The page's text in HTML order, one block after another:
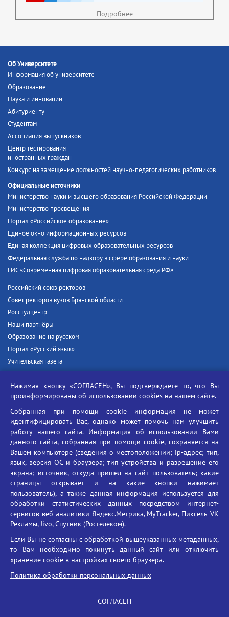
Подробнее
Об Университете
Информация об университете
Образование
Наука и инновации
Абитуриенту
Студентам
Ассоциация выпускников
Центр тестирования
иностранных граждан
Конкурс на замещение должностей научно-педагогических работников
Официальные источники
Министерство науки и высшего образования Российской Федерации
Министерство просвещения
Портал «Российское образование»
Единое окно информационных ресурсов
Единая коллекция цифровых образовательных ресурсов
Федеральная служба по надзору в сфере образования и науки
ГИС «Современная цифровая образовательная среда РФ»
Российский союз ректоров
Совет ректоров вузов Брянской области
Росстудцентр
Наши партнёры
Образование на русском
Портал «Русский язык»
Учительская газета
Единый портал государственных услуг
Противодействие угрозам информационной безопасности
Социальные ролики - Генеральная прокуратура РФ
Противодействие коррупции
БГУ против наркотиков
Брянский государственный университет
имени академика И.Г. Петровского
Время работы: пн-пт 09:00-18:00
Телефон: +7(4832)58-90-85
Вход
Нажимая кнопку «СОГЛАСЕН», Вы подтверждаете то, что Вы
проинформированы об использовании cookies на нашем сайте.
Собранная при помощи cookie информация не может
идентифицировать Вас, однако может помочь нам улучшить
работу нашего сайта. Информация об использовании Вами
данного сайта, собранная при помощи cookie, сохраняется на
Вашем компьютере (сведения о местоположении; ip-адрес; тип,
язык, версия ОС и браузера; тип устройства и разрешение его
экрана; источник, откуда пришел на сайт пользователь; какие
страницы открывает и на какие кнопки нажимает
пользователь), а также данная информация используется для
обработки статистических данных посредством интернет-
сервисов веб-аналитики Яндекс.Метрика, MyTracker, Пиксель VK
Рекламы, Jivo, Спутник (Ростелеком).
Если Вы не согласны с обработкой вышеуказанных метаданных,
то Вам необходимо покинуть данный сайт или отключить
хранение cookie в настройках своего браузера.
Политика обработки персональных данных
СОГЛАСЕН